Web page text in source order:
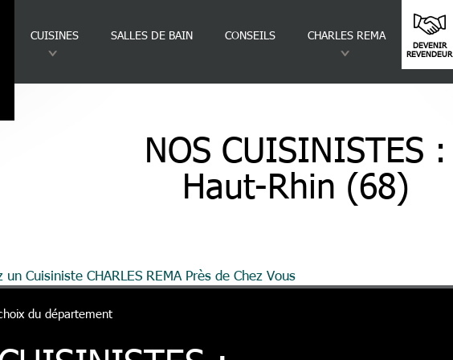
CUISINES SALLES DE BAIN CONSEILS CHARLES REMA
DEVENIR
REVENDEUR
NOS CUISINISTES :
Haut-Rhin (68)
un Cuisiniste CHARLES REMA Près de Chez Vous
du département